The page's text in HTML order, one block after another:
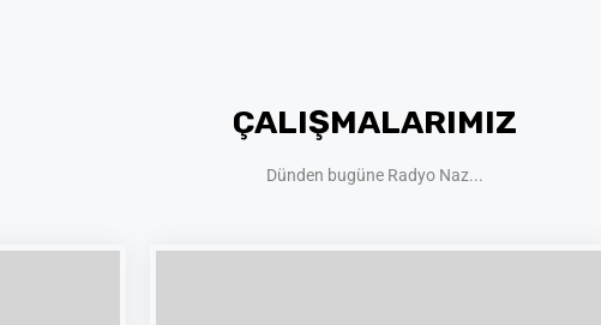
ÇALIŞMALARIMIZ
Dünden bugüne Radyo Naz...